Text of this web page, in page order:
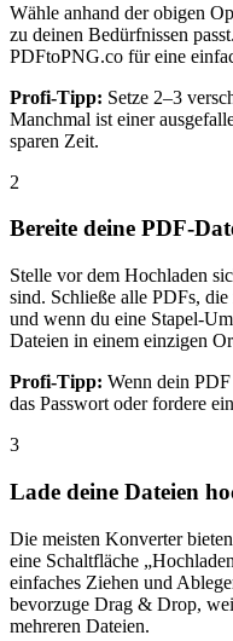
Wähle anhand der obigen
zu deinen Bedürfnissen
PDFtoPNG.co für eine
Profi-Tipp: Setze 2–3
Manchmal ist einer
sparen Zeit.
2
Bereite deine PDF-
Stelle vor dem Hochladen
sind. Schließe alle PDFs,
und wenn du eine Stapel-
Dateien in einem einzigen
Profi-Tipp: Wenn dein
das Passwort oder fordere
3
Lade deine Dateien
Die meisten Konverter
eine Schaltfläche
einfaches Ziehen und
bevorzuge Drag & Drop,
mehreren Dateien.